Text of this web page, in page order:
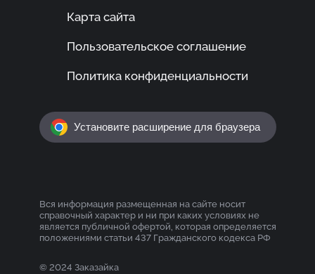
Карта сайта
Пользовательское соглашение
Политика конфиденциальности
Установите расширение для браузера
Вся информация размещенная на сайте носит
справочный характер и ни при каких условиях не
является публичной офертой, которая определяется
положениями статьи 437 Гражданского кодекса РФ
© 2024 Заказайка